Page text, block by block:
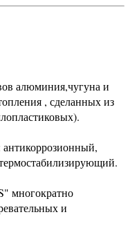
алюминия,чугуна и
, сделанных из
многократно
и